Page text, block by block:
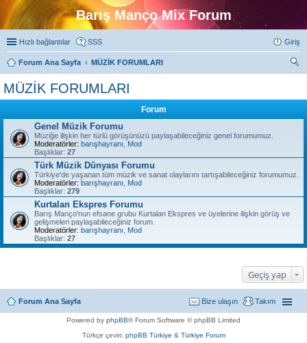
Barış Manço Mix Forum
Hızlı bağlantılar SSS Giriş
Forum Ana Sayfa
MÜZİK FORUMLARI
MÜZİK FORUMLARI
Forum
Genel Müzik Forumu
Müziğe ilişkin her türlü görüşünüzü paylaşabileceğiniz genel forumumuz.
Moderatörler: barışhayranı
Mod
Başlıklar: 27
Türk Müzik Dünyası Forumu
Türkiye'de yaşanan tüm müzik ve sanat olaylarını tartışabileceğiniz forumumuz.
Moderatörler: barışhayranı
Mod
Başlıklar: 279
Kurtalan Ekspres Forumu
Barış Manço'nun efsane grubu Kurtalan Ekspres ve üyelerine ilişkin görüş ve
gelişmeleri paylaşabileceğiniz forum.
Moderatörler: barışhayranı
Mod
Başlıklar: 27
Geçiş yap
Forum Ana Sayfa Takım
Bize ulaşın
Powered by phpBB® Forum Software © phpBB Limited
Türkçe çeviri: phpBB Türkiye & Türkiye Forum